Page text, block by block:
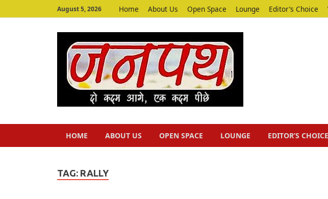
August 5, 2026 Home About Us Open Space Lounge Editor’s Choice
HOME ABOUT US OPEN SPACE LOUNGE EDITOR’S CHOICE
TAG: RALLY